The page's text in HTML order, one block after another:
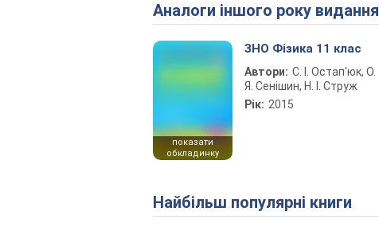
Аналоги іншого року видання
показати
обкладинку
ЗНО Фізика 11 клас
Автори: С. І. Остап'юк, О.
Я. Сенішин, Н. І. Струж
Рік: 2015
Найбільш популярні книги